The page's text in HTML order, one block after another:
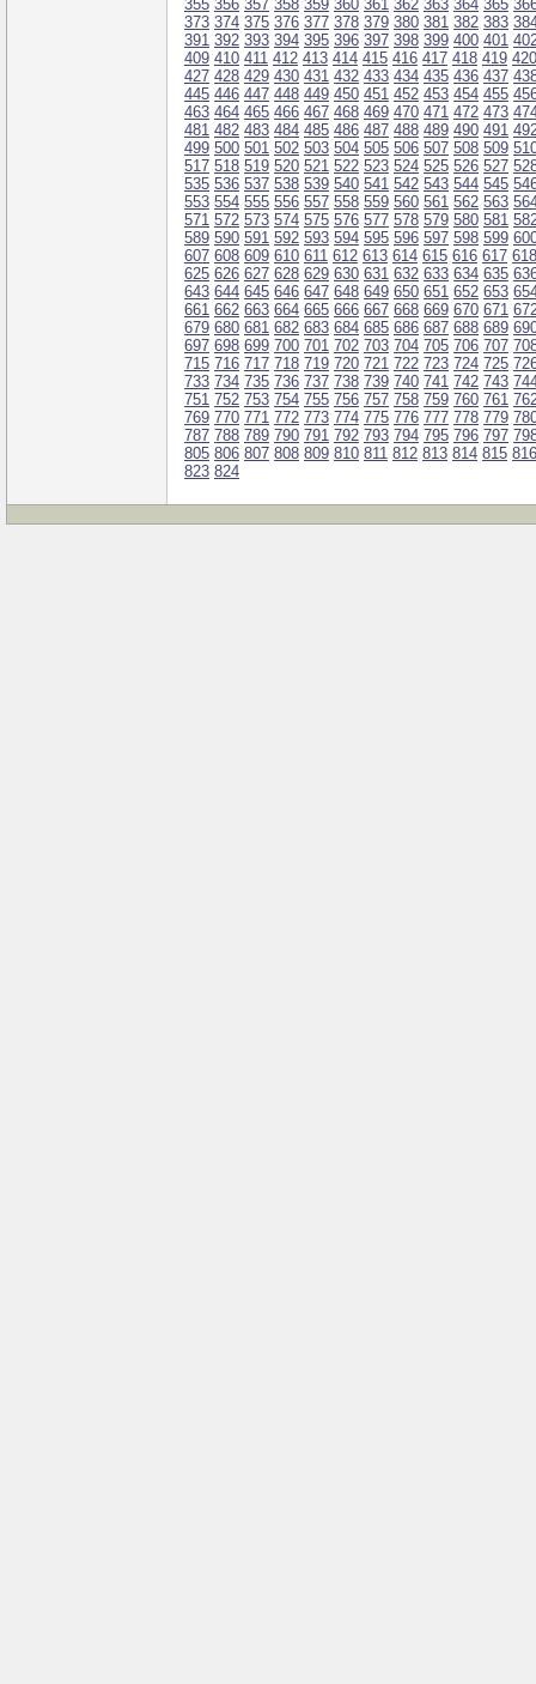
355 356 357 358 359 360 361 362 363 364 365
373 374 375 376 377 378 379 380 381 382 383
391 392 393 394 395 396 397 398 399 400 401
409 410 411 412 413 414 415 416 417 418 419 420
427 428 429 430 431 432 433 434 435 436 437
445 446 447 448 449 450 451 452 453 454 455
463 464 465 466 467 468 469 470 471 472 473
481 482 483 484 485 486 487 488 489 490 491
499 500 501 502 503 504 505 506 507 508 509
517 518 519 520 521 522 523 524 525 526 527
535 536 537 538 539 540 541 542 543 544 545
553 554 555 556 557 558 559 560 561 562 563
571 572 573 574 575 576 577 578 579 580 581
589 590 591 592 593 594 595 596 597 598 599
607 608 609 610 611 612 613 614 615 616 617 618
625 626 627 628 629 630 631 632 633 634 635
643 644 645 646 647 648 649 650 651 652 653
661 662 663 664 665 666 667 668 669 670 671
679 680 681 682 683 684 685 686 687 688 689
697 698 699 700 701 702 703 704 705 706 707
715 716 717 718 719 720 721 722 723 724 725
733 734 735 736 737 738 739 740 741 742 743
751 752 753 754 755 756 757 758 759 760 761
769 770 771 772 773 774 775 776 777 778 779
787 788 789 790 791 792 793 794 795 796 797
805 806 807 808 809 810 811 812 813 814 815 816
823 824